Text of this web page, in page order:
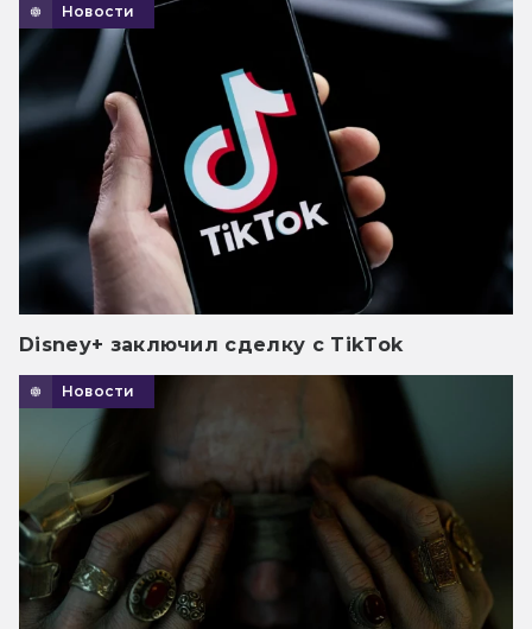
Новости
Disney+ заключил сделку с TikTok
Новости